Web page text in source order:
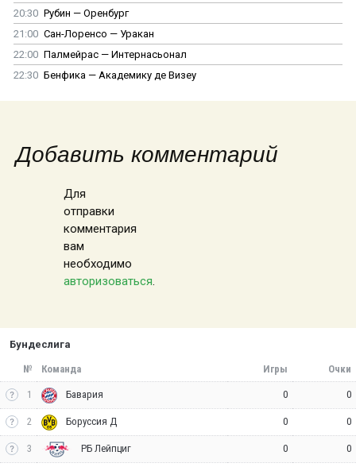
20:30 Рубин — Оренбург
21:00 Сан-Лоренсо — Уракан
22:00 Палмейрас — Интернасьонал
22:30 Бенфика — Академику де Визеу
Добавить комментарий
Для
отправки
комментария
вам
необходимо
авторизоваться.
Бундеслига
№ Команда Игры Очки
1 Бавария 0 0
2 Боруссия Д 0 0
3 РБ Лейпциг 0 0